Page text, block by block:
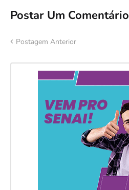
Postar Um Comentário
Postagem Anterior